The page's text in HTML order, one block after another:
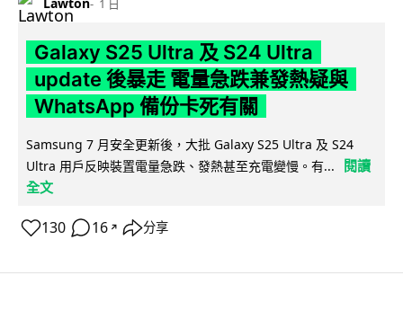
1 日
Galaxy S25 Ultra 及 S24 Ultra
update 後暴走 電量急跌兼發熱疑與
WhatsApp 備份卡死有關
Samsung 7 月安全更新後，大批 Galaxy S25 Ultra 及 S24
Ultra 用戶反映裝置電量急跌、發熱甚至充電變慢。有...
閱讀
全文
130 16 ↗ 分享